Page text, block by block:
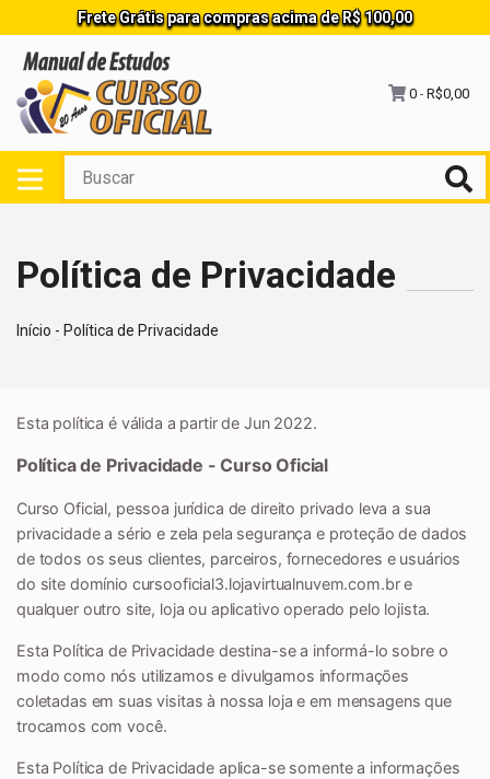
Frete Grátis para compras acima de R$ 100,00
0 - R$0,00
Política de Privacidade
Início - Política de Privacidade
Esta política é válida a partir de Jun 2022.
Política de Privacidade - Curso Oficial
Curso Oficial, pessoa jurídica de direito privado leva a sua
privacidade a sério e zela pela segurança e proteção de dados
de todos os seus clientes, parceiros, fornecedores e usuários
do site domínio cursooficial3.lojavirtualnuvem.com.br e
qualquer outro site, loja ou aplicativo operado pelo lojista.
Esta Política de Privacidade destina-se a informá-lo sobre o
modo como nós utilizamos e divulgamos informações
coletadas em suas visitas à nossa loja e em mensagens que
trocamos com você.
Esta Política de Privacidade aplica-se somente a informações